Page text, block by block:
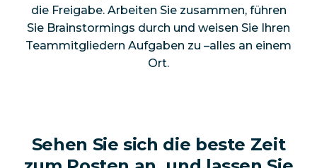
die Freigabe. Arbeiten Sie zusammen, führen
Sie Brainstormings durch und weisen Sie Ihren
Teammitgliedern Aufgaben zu –alles an einem
Ort.
Sehen Sie sich die beste Zeit